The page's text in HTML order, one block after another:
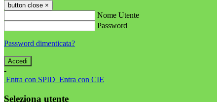
button close ×
Nome Utente
Password
Password dimenticata?
-
Entra con SPID Entra con CIE
Seleziona utente